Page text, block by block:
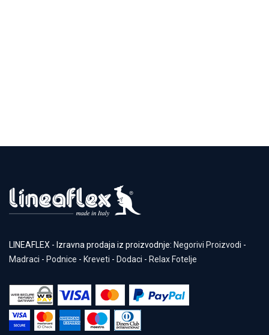
LINEAFLEX - Izravna prodaja iz proizvodnje: Negorivi Proizvodi -
Madraci - Podnice - Kreveti - Dodaci - Relax Fotelje